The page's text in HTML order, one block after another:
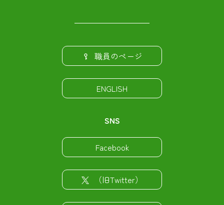
職員のページ
ENGLISH
SNS
Facebook
（旧Twitter）